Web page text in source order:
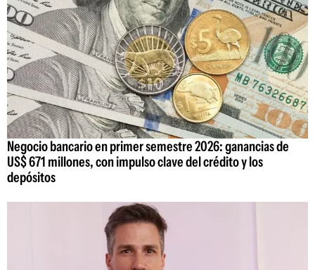
Negocio bancario en primer semestre 2026: ganancias de
US$ 671 millones, con impulso clave del crédito y los
depósitos